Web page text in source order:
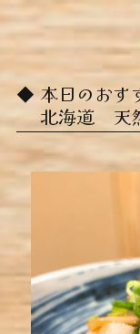
本日のおす
北海道 天